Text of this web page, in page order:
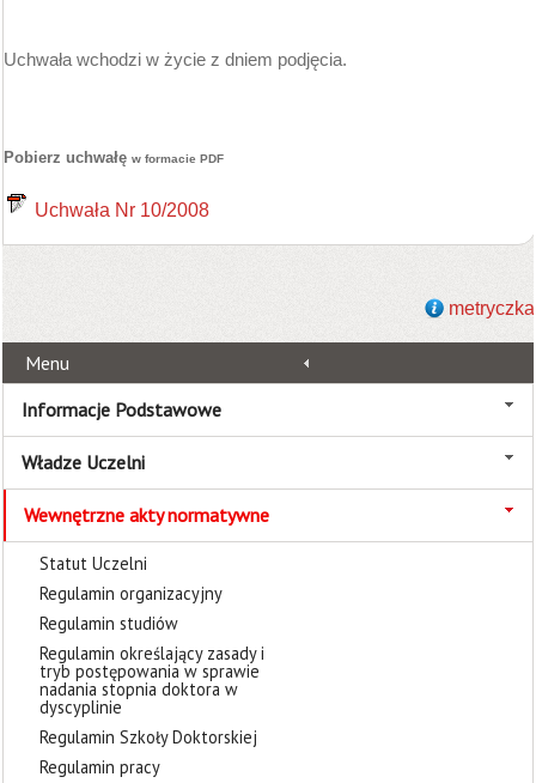
Uchwała wchodzi w życie z dniem podjęcia.
Pobierz uchwałę w formacie PDF
Uchwała Nr 10/2008
metryczka
Menu
Informacje Podstawowe
Władze Uczelni
Wewnętrzne akty normatywne
Statut Uczelni
Regulamin organizacyjny
Regulamin studiów
Regulamin określający zasady i
tryb postępowania w sprawie
nadania stopnia doktora w
dyscyplinie
Regulamin Szkoły Doktorskiej
Regulamin pracy